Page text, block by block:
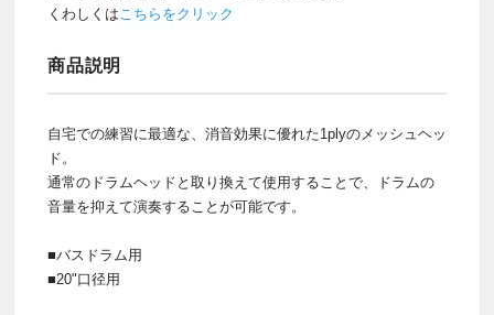
くわしくはこちらをクリック
商品説明
自宅での練習に最適な、消音効果に優れた1plyのメッシュヘッ
ド。
通常のドラムヘッドと取り換えて使用することで、ドラムの
音量を抑えて演奏することが可能です。
■バスドラム用
■20"口径用